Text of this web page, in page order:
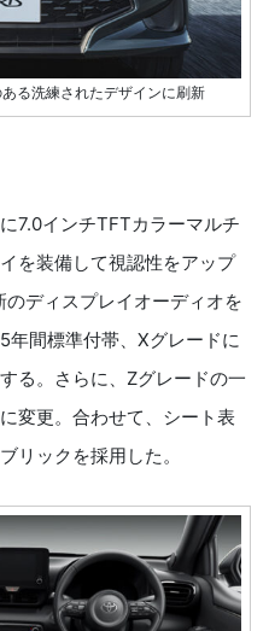
る洗練されたデザインに刷新
7.0インチTFTカラーマルチ
を装備して視認性をアップ
のディスプレイオーディオを
年間標準付帯、Xグレードに
る。さらに、Zグレードの一
変更。合わせて、シート表
リックを採用した。